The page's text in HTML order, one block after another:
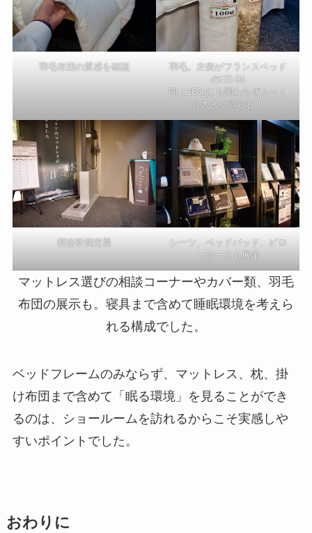
羽毛布団の質感を確認
羽毛。左側がフランスベッド
のHS-95
同じ100gにも関わらずふっく
ら大きく膨らむ！
寝姿勢測定器
シーツ、ベッドパッド、ピロ
ーケースも展示
マットレス選びの相談コーナーやカバー類、羽毛
布団の展示も。寝具まで含めて睡眠環境を考えら
れる構成でした。
ベッドフレームのみならず、マットレス、枕、掛
け布団まで含めて「眠る環境」を見ることができ
るのは、ショールームを訪れるからこそ実感しや
すいポイントでした。
おわりに